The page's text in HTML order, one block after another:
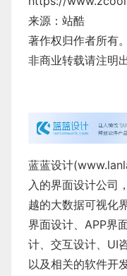
来源：站酷
著作权归作者所有
非商业转载请注明出
蓝蓝设计(
入的界面设计公司
越的大数据可视化
界面设计、 APP界
计、 交互设计、 UI
以及相关的软件开